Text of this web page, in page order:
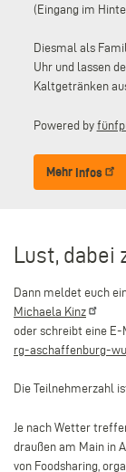
(Eingang im
Diesmal als
Uhr und lassen
Kaltgetränken
Powered by
Mehr Infos
Lust, dabei
Dann meldet euch
Michaela Kinz
oder schreibt eine E-
rg-aschaffenburg-
Die Teilnehmerzahl
Je nach Wetter
draußen am Main in
von Foodsharing,